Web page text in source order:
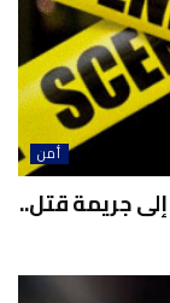
أمن
جريمة قتل..